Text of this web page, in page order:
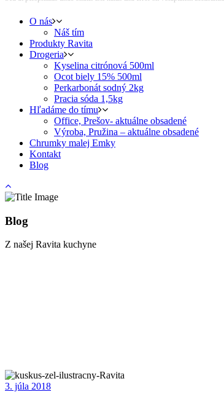
O nás
Náš tím
Produkty Ravita
Drogeria
Kyselina citrónová 500ml
Ocot biely 15% 500ml
Perkarbonát sodný 2kg
Pracia sóda 1,5kg
Hľadáme do tímu
Office, Prešov- aktuálne obsadené
Výroba, Pružina – aktuálne obsadené
Chrumky malej Emky
Kontakt
Blog
Blog
Z našej Ravita kuchyne
3. júla 2018